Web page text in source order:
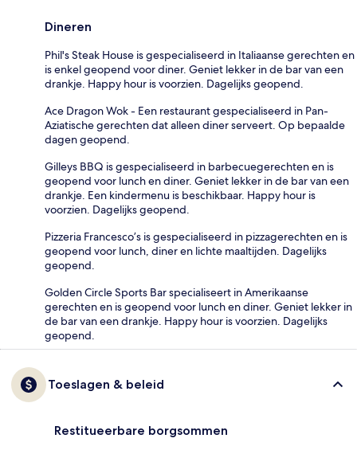
Dineren
Phil's Steak House is gespecialiseerd in Italiaanse gerechten en
is enkel geopend voor diner. Geniet lekker in de bar van een
drankje. Happy hour is voorzien. Dagelijks geopend.
Ace Dragon Wok - Een restaurant gespecialiseerd in Pan-
Aziatische gerechten dat alleen diner serveert. Op bepaalde
dagen geopend.
Gilleys BBQ is gespecialiseerd in barbecuegerechten en is
geopend voor lunch en diner. Geniet lekker in de bar van een
drankje. Een kindermenu is beschikbaar. Happy hour is
voorzien. Dagelijks geopend.
Pizzeria Francesco’s is gespecialiseerd in pizzagerechten en is
geopend voor lunch, diner en lichte maaltijden. Dagelijks
geopend.
Golden Circle Sports Bar specialiseert in Amerikaanse
gerechten en is geopend voor lunch en diner. Geniet lekker in
de bar van een drankje. Happy hour is voorzien. Dagelijks
geopend.
Toeslagen & beleid
Restitueerbare borgsommen